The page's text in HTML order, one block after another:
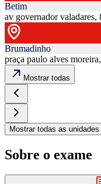
Betim
av governador
Brumadinho
praça paulo alves
Mostrar todas
Mostrar todas as unidades
Sobre o exame